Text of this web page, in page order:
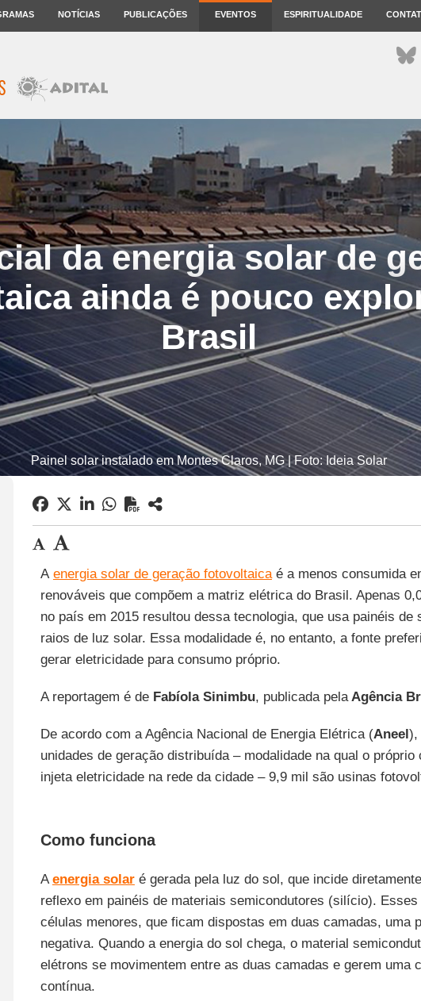
NOTÍCIAS PUBLICAÇÕES EVENTOS ESPIRITUALIDADE
da energia solar de
ainda é pouco
Brasil
Painel solar instalado em Montes Claros, MG | Foto: Ideia Solar
A energia solar de geração fotovoltaicaé a menos consumida
renováveis que compõem a matriz elétrica do Brasil. Apenas
no país em 2015 resultou dessa tecnologia, que usa painéis de
raios de luz solar. Essa modalidade é, no entanto, a fonte
gerar eletricidade para consumo próprio.
A reportagem é deFabíola Sinimbu, publicada pelaAgência
De acordo com a Agência Nacional de Energia Elétrica (Aneel),
unidades de geração distribuída – modalidade na qual o próprio
injeta eletricidade na rede da cidade – 9,9 mil são usinas
Como funciona
Aenergia solaré gerada pela luz do sol, que incide
reflexo em painéis de materiais semicondutores (silício).
células menores, que ficam dispostas em duas camadas, uma
negativa. Quando a energia do sol chega, o material
elétrons se movimentem entre as duas camadas e gerem uma
contínua.